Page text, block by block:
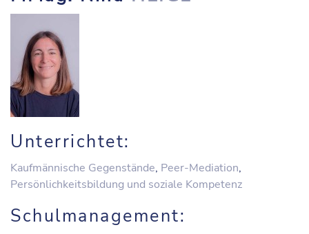
Unterrichtet:
Kaufmännische Gegenstände, Peer-Mediation,
Persönlichkeitsbildung und soziale Kompetenz
Schulmanagement: